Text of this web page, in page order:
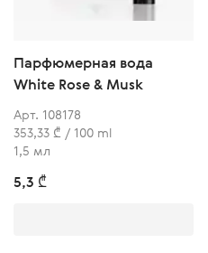
Парфюмерная вода
White Rose & Musk
Арт. 108178
353,33 ₾ / 100 ml
1,5 мл
5,3 ₾